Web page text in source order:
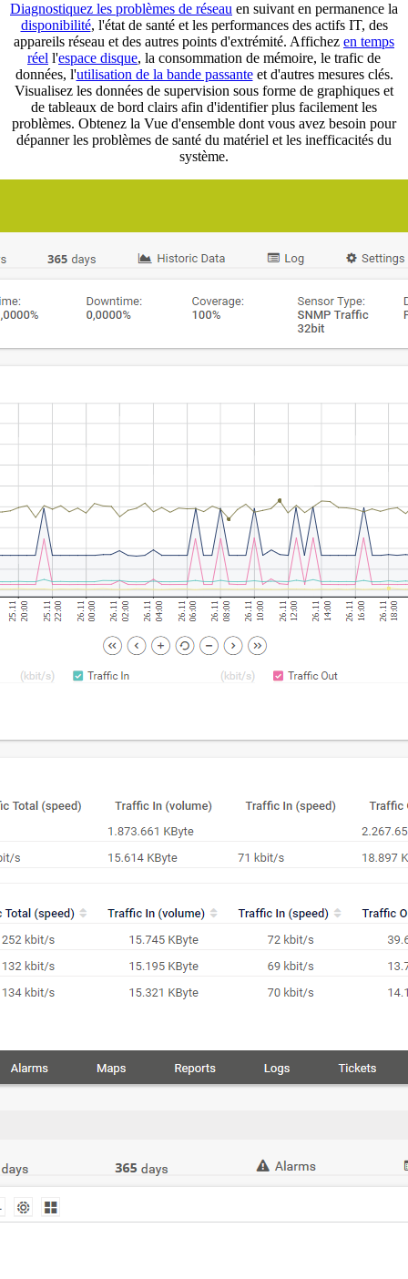
Diagnostiquez les problèmes de réseau en suivant en permanence la
disponibilité, l'état de santé et les performances des actifs IT, des
appareils réseau et des autres points d'extrémité. Affichez en temps
réel l'espace disque, la consommation de mémoire, le trafic de
données, l'utilisation de la bande passanteet d'autres mesures clés.
Visualisez les données de supervision sous forme de graphiques et
de tableaux de bord clairs afin d'identifier plus facilement les
problèmes. Obtenez la Vue d'ensemble dont vous avez besoin pour
dépanner les problèmes de santé du matériel et les inefficacités du
système.